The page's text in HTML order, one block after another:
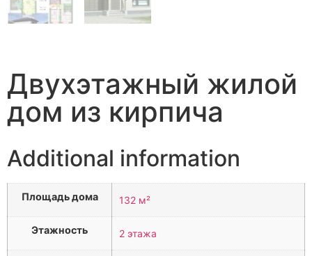
Двухэтажный жилой
дом из кирпича
Additional information
Площадь дома 132 м²
Этажность 2 этажа